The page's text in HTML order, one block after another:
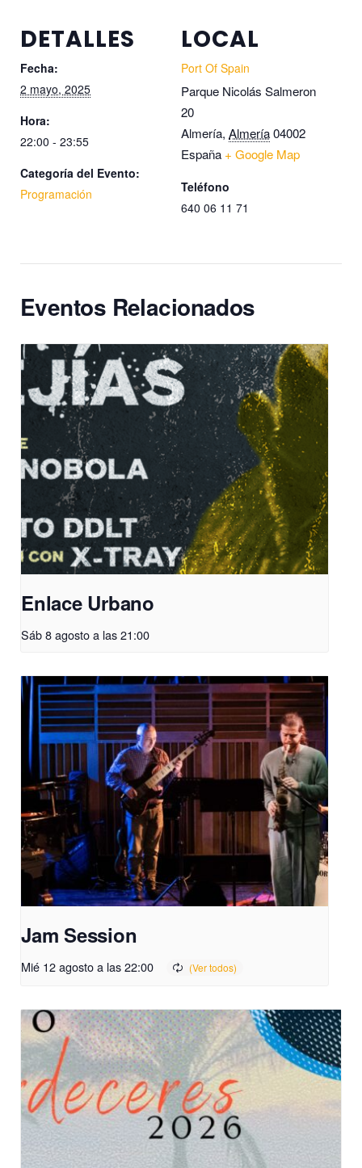
DETALLES
Fecha:
2 mayo, 2025
Hora:
22:00 - 23:55
Categoría del Evento:
Programación
LOCAL
Port Of Spain
Parque Nicolás Salmeron
20
Almería, Almería04002
España + Google Map
Teléfono
640 06 11 71
Eventos Relacionados
Enlace Urbano
Sáb 8 agosto a las 21:00
Jam Session
Mié 12 agosto a las 22:00